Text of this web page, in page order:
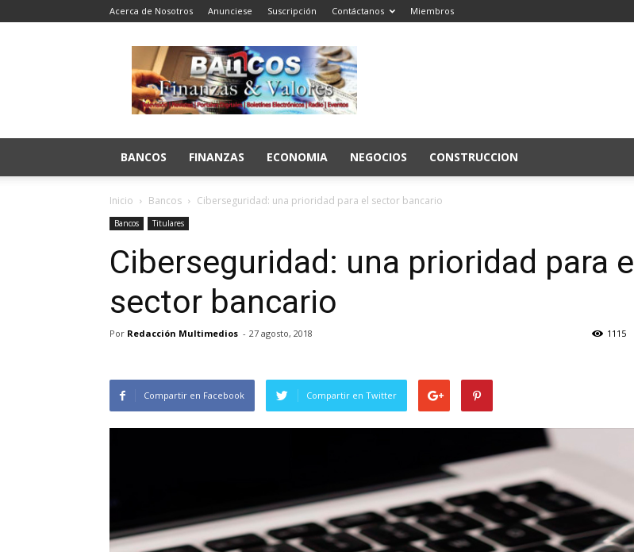
Acerca de Nosotros Anunciese Suscripción Contáctanos Miembros
Bancos
Finanzas
y
Valores
BANCOS FINANZAS ECONOMIA NEGOCIOS CONSTRUCCION
Inicio Bancos Ciberseguridad: una prioridad para el sector bancario
Bancos Titulares
Ciberseguridad: una prioridad para el
sector bancario
Por Redacción Multimedios - 27 agosto, 2018 1115
Compartir en Facebook Compartir en Twitter